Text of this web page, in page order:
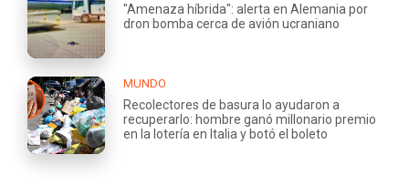
"Amenaza híbrida": alerta en Alemania por
dron bomba cerca de avión ucraniano
MUNDO
Recolectores de basura lo ayudaron a
recuperarlo: hombre ganó millonario premio
en la lotería en Italia y botó el boleto